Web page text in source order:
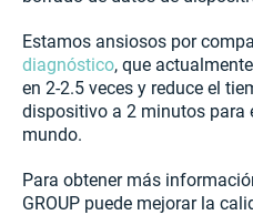
Estamos ansiosos por
diagnóstico, que
en 2-2.5 veces y reduce el
dispositivo a 2 minutos para
mundo.
Para obtener más
GROUP puede mejorar la